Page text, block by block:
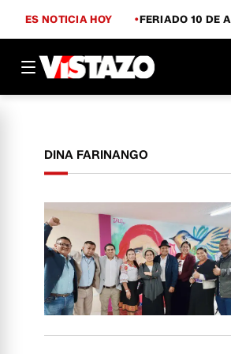
ES NOTICIA HOY FERIADO 10 DE
DINA FARINANGO